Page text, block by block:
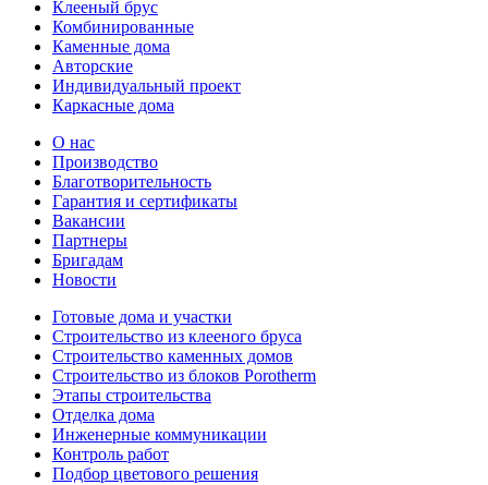
Клееный брус
Комбинированные
Каменные дома
Авторские
Индивидуальный проект
Каркасные дома
О нас
Производство
Благотворительность
Гарантия и сертификаты
Вакансии
Партнеры
Бригадам
Новости
Готовые дома и участки
Строительство из клееного бруса
Строительство каменных домов
Строительство из блоков Porotherm
Этапы строительства
Отделка дома
Инженерные коммуникации
Контроль работ
Подбор цветового решения